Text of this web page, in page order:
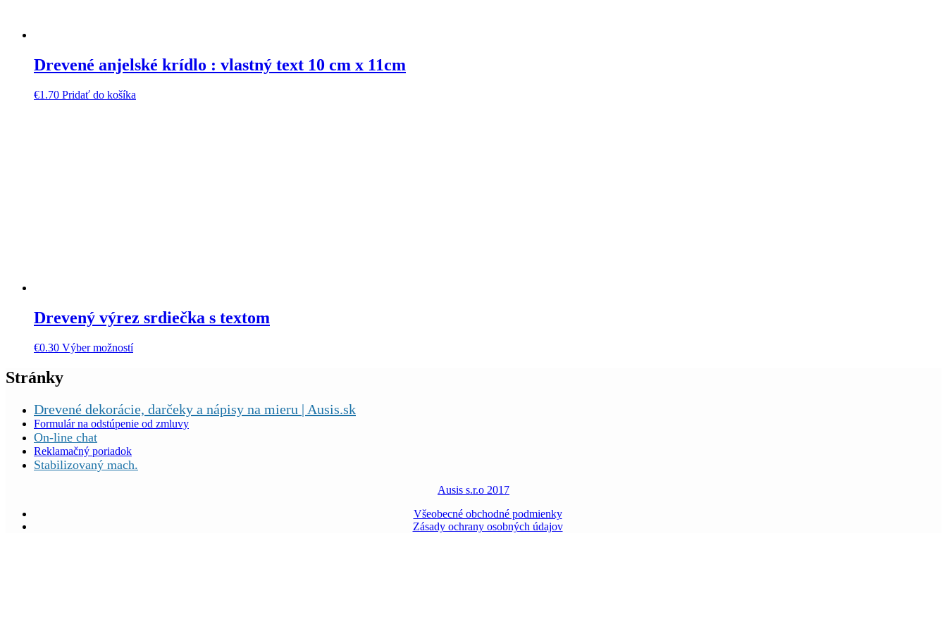
Drevené anjelské krídlo : vlastný text 10 cm x 11cm
€1.70 Pridať do košíka
Drevený výrez srdiečka s textom
€0.30 Výber možností
Stránky
Drevené dekorácie, darčeky a nápisy na mieru | Ausis.sk
Formulár na odstúpenie od zmluvy
On-line chat
Reklamačný poriadok
Stabilizovaný mach.
Ausis s.r.o 2017
Všeobecné obchodné podmienky
Zásady ochrany osobných údajov